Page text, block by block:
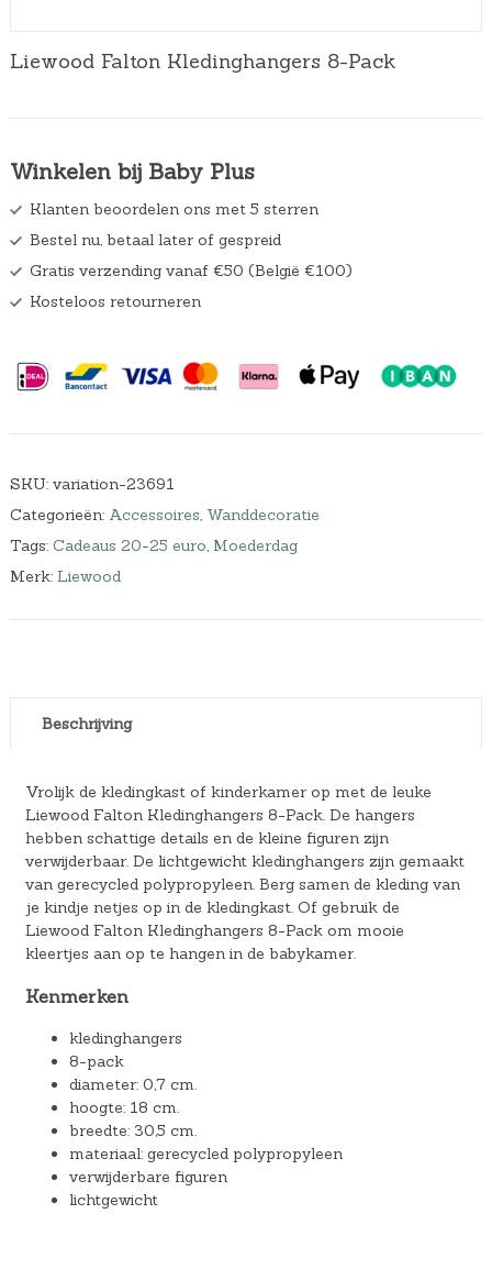
Liewood Falton Kledinghangers 8-Pack
Winkelen bij Baby Plus
Klanten beoordelen ons met 5 sterren
Bestel nu, betaal later of gespreid
Gratis verzending vanaf €50 (België €100)
Kosteloos retourneren
SKU: variation-23691
Categorieën: Accessoires Wanddecoratie
Tags: Cadeaus 20-25 euro Moederdag
Merk: Liewood
Beschrijving
Vrolijk de kledingkast of kinderkamer op met de leuke
Liewood Falton Kledinghangers 8-Pack. De hangers
hebben schattige details en de kleine figuren zijn
verwijderbaar. De lichtgewicht kledinghangers zijn gemaakt
van gerecycled polypropyleen. Berg samen de kleding van
je kindje netjes op in de kledingkast. Of gebruik de
Liewood Falton Kledinghangers 8-Pack om mooie
kleertjes aan op te hangen in de babykamer.
Kenmerken
kledinghangers
8-pack
diameter: 0,7 cm.
hoogte: 18 cm.
breedte: 30,5 cm.
materiaal: gerecycled polypropyleen
verwijderbare figuren
lichtgewicht